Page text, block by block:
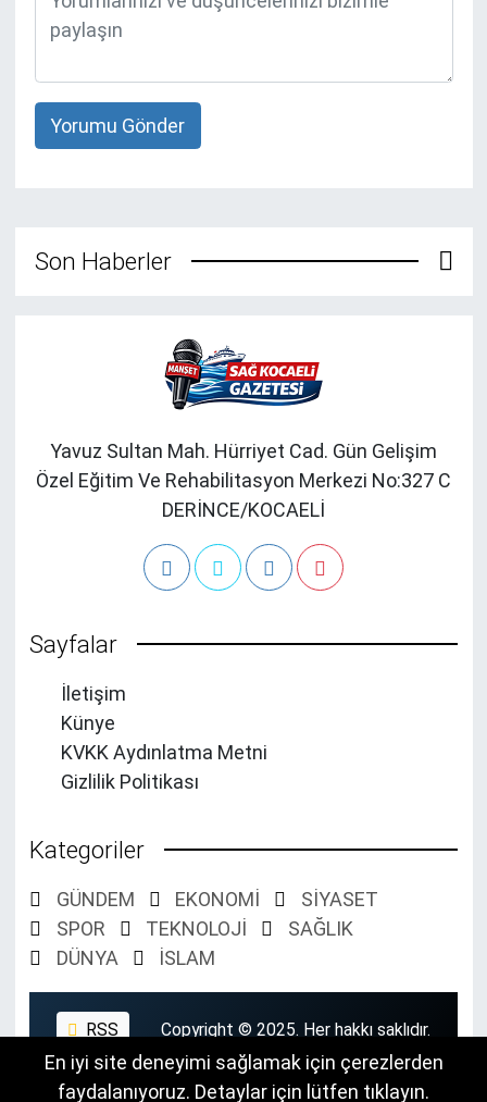
Yorumu Gönder
Son Haberler
Yavuz Sultan Mah. Hürriyet Cad. Gün Gelişim
Özel Eğitim Ve Rehabilitasyon Merkezi No:327 C
DERİNCE/KOCAELİ
Sayfalar
İletişim
Künye
KVKK Aydınlatma Metni
Gizlilik Politikası
Kategoriler
GÜNDEM EKONOMİ
SİYASET
SPOR
TEKNOLOJİ
SAĞLIK
DÜNYA
İSLAM
RSS Copyright © 2025. Her hakkı saklıdır.
En iyi site deneyimi sağlamak için çerezlerden
faydalanıyoruz. Detaylar için lütfen tıklayın.